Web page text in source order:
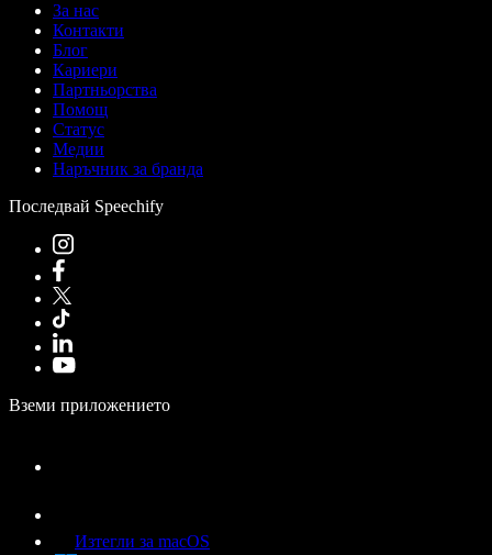
За нас
Контакти
Блог
Кариери
Партньорства
Помощ
Статус
Медии
Наръчник за бранда
Последвай Speechify
Вземи приложението
Изтегли за macOS